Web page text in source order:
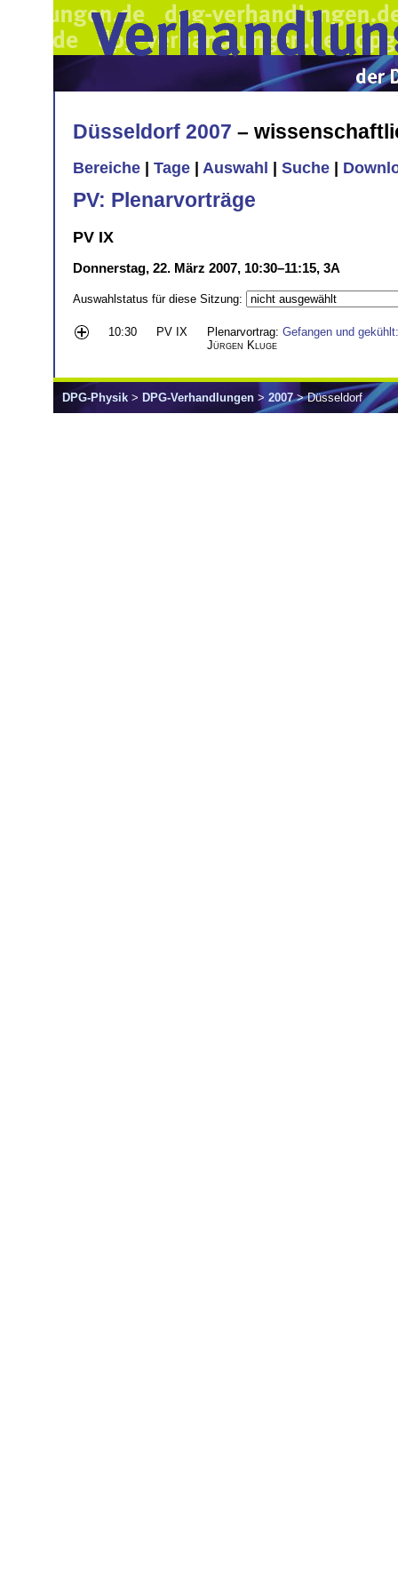
Düsseldorf 2007 –
Bereiche Tage Auswahl Suche
PV: Plenarvorträge
PV IX
Donnerstag, 22. März 2007, 10:30–11:15, 3A
Auswahlstatus für diese Sitzung:
10:30 PV IX Plenarvortrag: Gefangen und
Jürgen Kluge
DPG-Physik > DPG-Verhandlungen > 2007> Düsseldorf